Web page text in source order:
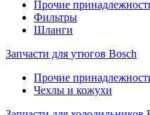
Прочие
Фильтры
Шланги
Запчасти для утюгов Bosch
Прочие
Чехлы и кожухи